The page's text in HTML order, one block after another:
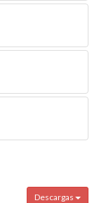
Descargas